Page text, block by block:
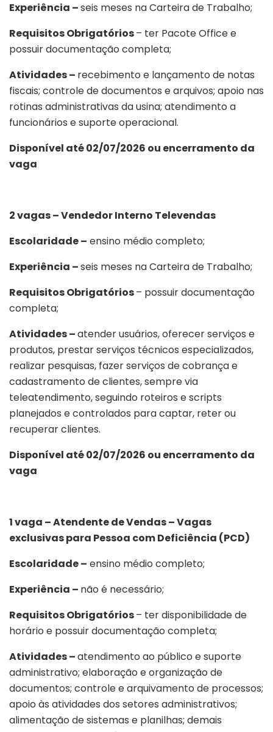
Experiência –seis meses na Carteira de Trabalho;
Requisitos Obrigatórios– ter Pacote Office e
possuir documentação completa;
Atividades – recebimento e lançamento de notas
fiscais; controle de documentos e arquivos; apoio nas
rotinas administrativas da usina; atendimento a
funcionários e suporte operacional.
Disponível até 02/07/2026 ou encerramento da
vaga
2 vagas – Vendedor Interno Televendas
Escolaridade – ensino médio completo;
Experiência –seis meses na Carteira de Trabalho;
Requisitos Obrigatórios– possuir documentação
completa;
Atividades –atender usuários, oferecer serviços e
produtos, prestar serviços técnicos especializados,
realizar pesquisas, fazer serviços de cobrança e
cadastramento de clientes, sempre via
teleatendimento, seguindo roteiros e scripts
planejados e controlados para captar, reter ou
recuperar clientes.
Disponível até 02/07/2026 ou encerramento da
vaga
1 vaga – Atendente de Vendas – Vagas
exclusivas para Pessoa com Deficiência (PCD)
Escolaridade – ensino médio completo;
Experiência – não é necessário;
Requisitos Obrigatórios– ter disponibilidade de
horário e possuir documentação completa;
Atividades –atendimento ao público e suporte
administrativo; elaboração e organização de
documentos; controle e arquivamento de processos;
apoio às atividades dos setores administrativos;
alimentação de sistemas e planilhas; demais